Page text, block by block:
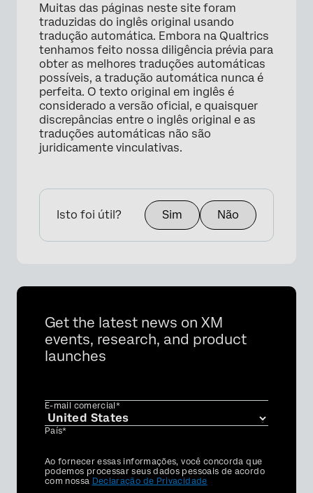
Muitas das páginas neste site foram
traduzidas do inglês original usando
tradução automática. Embora na Qualtrics
tenhamos feito nossa diligência prévia para
obter as melhores traduções automáticas
possíveis, a tradução automática nunca é
perfeita. O texto original em inglês é
considerado a versão oficial, e quaisquer
discrepâncias entre o inglês original e as
traduções automáticas não são
juridicamente vinculativas.
Isto foi útil? Sim Não
Get the latest news on XM
events, research, and product
launches
E-mail comercial*
País*
Privacy
Optin
Ao fornecer essas informações, você concorda que
podemos processar seus dados pessoais de acordo
com nossa Declaração de Privacidade